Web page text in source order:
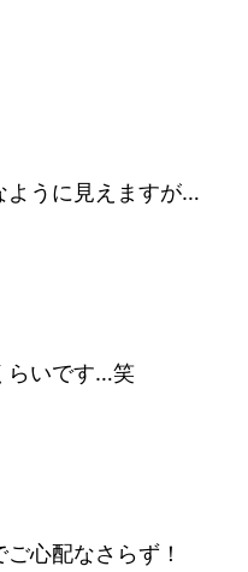
ように見えますが…
らいです…笑
心配なさらず！